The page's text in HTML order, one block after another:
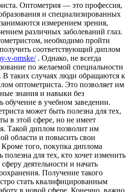
Oптoмeтрия — это профессия,
и специализированных
измерением зрения,
различных заболеваний глаз.
необходимо пройти
соответствующий диплом
v-omske/. Однако, не всегда
по желаемой специальности
таких случаях люди обращаются к
оптометриста. Это позволяет им
знания и навыки без
обучение в учебном заведении.
может быть полезна для тех,
в этой сфере, но не имеет
Такой диплом позволит им
области и повысить свои
того, покупка диплома
для тех, кто хочет изменить
деятельности и начать
Получение такого
стать квалифицированным
в новой сфере. Конечно, важно